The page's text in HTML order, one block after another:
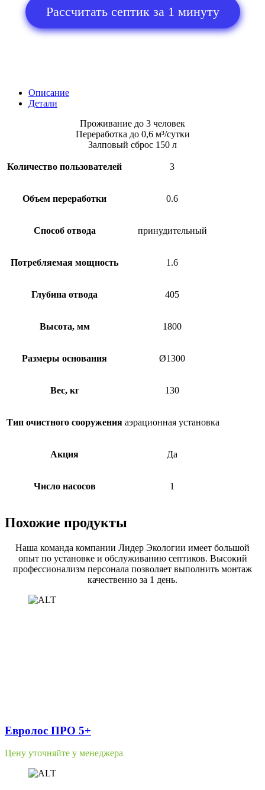
Рассчитать септик за 1 минуту
Описание
Детали
Проживание до 3 человек
Переработка до 0,6 м³/сутки
Залповый сброс 150 л
Количество пользователей 3
Объем переработки 0.6
Способ отвода принудительный
Потребляемая мощность 1.6
Глубина отвода 405
Высота, мм 1800
Размеры основания Ø1300
Вес, кг 130
Тип очистного сооружения аэрационная установка
Акция Да
Число насосов 1
Похожие продукты
Наша команда компании Лидер Экологии имеет большой
опыт по установке и обслуживанию септиков. Высокий
профессионализм персонала позволяет выполнить монтаж
качественно за 1 день.
Евролос ПРО 5+
Цену уточняйте у менеджера